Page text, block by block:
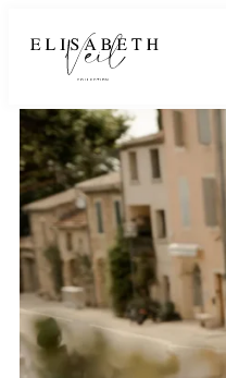
Nos créations